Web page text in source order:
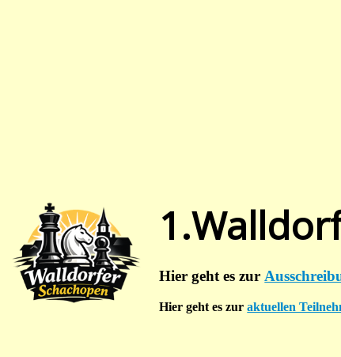
Hier geht es zur
Hier geht es zuraktuellen